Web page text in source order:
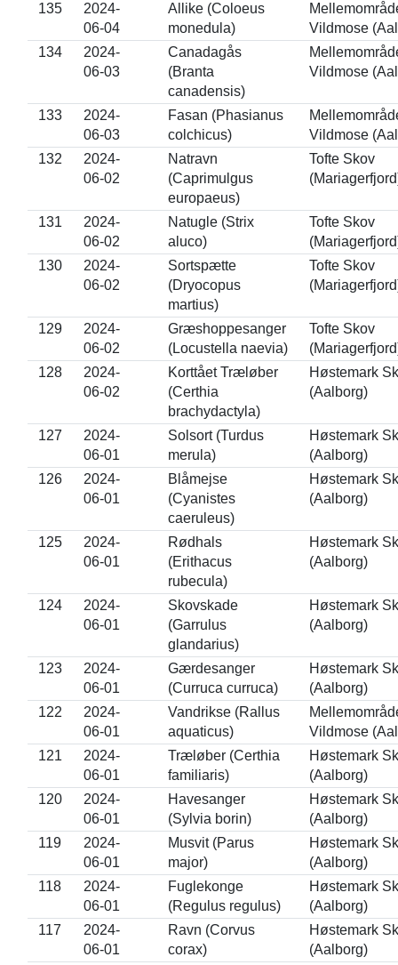
135
2024-
06-04
Allike (Coloeus
monedula)
Vildmose
134
2024-
06-03
Canadagås
(Branta
canadensis)
Vildmose
133
2024-
06-03
Fasan (Phasianus
colchicus)
Vildmose
132
2024-
06-02
Natravn
(Caprimulgus
europaeus)
Tofte Skov
131
2024-
06-02
Natugle (Strix
aluco)
Tofte Skov
130
2024-
06-02
Sortspætte
(Dryocopus
martius)
Tofte Skov
129
2024-
06-02
Græshoppesanger
(Locustella naevia)
Tofte Skov
128
2024-
06-02
Korttået Træløber
(Certhia
brachydactyla)
Høstemark
(Aalborg)
127
2024-
06-01
Solsort (Turdus
merula)
Høstemark
(Aalborg)
126
2024-
06-01
Blåmejse
(Cyanistes
caeruleus)
Høstemark
(Aalborg)
125
2024-
06-01
Rødhals
(Erithacus
rubecula)
Høstemark
(Aalborg)
124
2024-
06-01
Skovskade
(Garrulus
glandarius)
Høstemark
(Aalborg)
123
2024-
06-01
Gærdesanger
(Curruca curruca)
Høstemark
(Aalborg)
122
2024-
06-01
Vandrikse (Rallus
aquaticus)
Vildmose
121
2024-
06-01
Træløber (Certhia
familiaris)
Høstemark
(Aalborg)
120
2024-
06-01
Havesanger
(Sylvia borin)
Høstemark
(Aalborg)
119
2024-
06-01
Musvit (Parus
major)
Høstemark
(Aalborg)
118
2024-
06-01
Fuglekonge
(Regulus regulus)
Høstemark
(Aalborg)
117
2024-
06-01
Ravn (Corvus
corax)
Høstemark
(Aalborg)